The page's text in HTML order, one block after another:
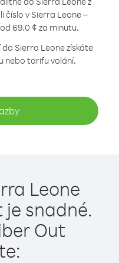
číslo v Sierra Leone –
69.0 ¢ za minutu.
Sierra Leone získáte
nebo tarifu volání.
Leone
je snadné.
Out